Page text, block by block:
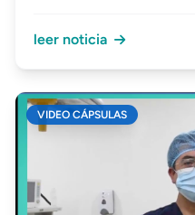
leer noticia
VIDEO CÁPSULAS